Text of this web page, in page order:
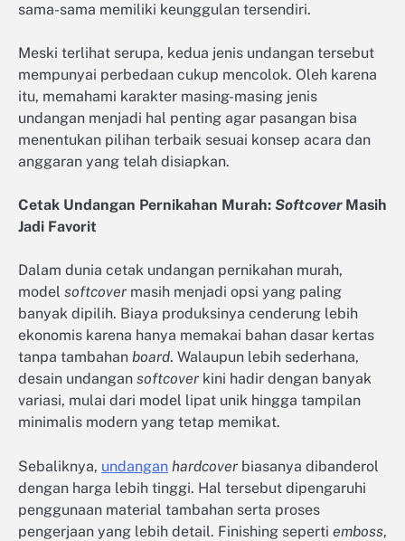
sama-sama memiliki keunggulan tersendiri.
Meski terlihat serupa, kedua jenis undangan tersebut
mempunyai perbedaan cukup mencolok. Oleh karena
itu, memahami karakter masing-masing jenis
undangan menjadi hal penting agar pasangan bisa
menentukan pilihan terbaik sesuai konsep acara dan
anggaran yang telah disiapkan.
Cetak Undangan Pernikahan Murah: SoftcoverMasih
Jadi Favorit
Dalam dunia cetak undangan pernikahan murah,
model softcover masih menjadi opsi yang paling
banyak dipilih. Biaya produksinya cenderung lebih
ekonomis karena hanya memakai bahan dasar kertas
tanpa tambahan board. Walaupun lebih sederhana,
desain undangan softcover kini hadir dengan banyak
variasi, mulai dari model lipat unik hingga tampilan
minimalis modern yang tetap memikat.
Sebaliknya, undangan hardcover biasanya dibanderol
dengan harga lebih tinggi. Hal tersebut dipengaruhi
penggunaan material tambahan serta proses
pengerjaan yang lebih detail. Finishing seperti emboss,